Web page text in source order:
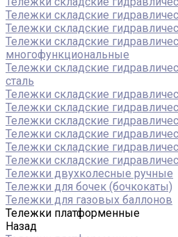
Тележки складские
Тележки складские
Тележки складские
многофункциональные
Тележки складские
сталь
Тележки складские
Тележки складские
Тележки складские
Тележки складские
Тележки складские
Тележки складские
Тележки двухколесные ручные
Тележки для бочек (бочкокаты)
Тележки для газовых баллонов
Тележки платформенные
Назад